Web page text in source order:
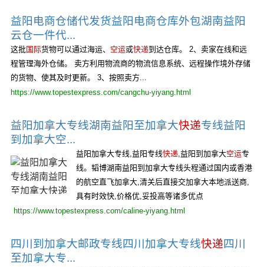
益阳电商仓储代发货益阳电商仓库外包湖南益阳
云仓一件代...
这批国际货物可以通过海运、 空运或快递到达仓库。 2、卖家在线和远
程管理海外仓储。 卖方利用物流商的物流信息系统、远程操作境外存储
的货物、使其及时更新。 3、按照卖方...
https://www.topestexpress.com/cangchu-yiyang.html
益阳加拿大专线湖南益阳至加拿大快递专线益阳
到加拿大空...
益阳加拿大专线,益阳专线快递,益阳到加拿大空运专
线。韬博湖南益阳到加拿大专线头程通过国内或香港
的航空直飞加拿大,清关后直接交加拿大本地派送商,
具有时效快,价格优,妥投高等诸多优点
https://www.topestexpress.com/caline-yiyang.html
四川到加拿大邮政专线四川加拿大专线快递四川
至加拿大专...